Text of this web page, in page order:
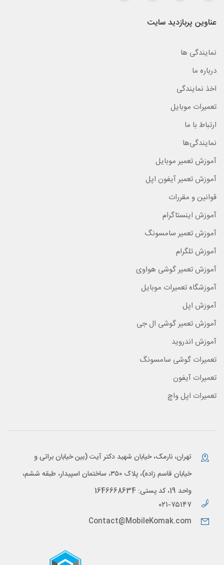
عناوین پربازدید سایت
نمایندگی ها
درباره ما
اخذ نمایندگی
تعمیرات موبایل
ارتباط با ما
نمایندگی‌ها
آموزش تعمیر موبایل
آموزش تعمیر آیفون اپل
قوانین و مقررات
آموزش اینستاگرام
آموزش تعمیر سامسونگ
آموزش تلگرام
آموزش تعمیر گوشی هواوی
آموزشگاه تعمیرات موبایل
آموزش اپل
آموزش تعمیر گوشی ال جی
آموزش اندروید
تعمیرات گوشی سامسونگ
تعمیرات آیفون
تعمیرات اپل واچ
تهران، نارمک، خیابان شهید دکتر آیت (بین خیابان براتی و
خیابان قاسم زاده)، پلاک ۳۵۰، ساختمان اسپیدار، طبقه ششم،
واحد 19، کد پستی: 1646668634
۰۲۱-۷۵۱۴۷
Contact@MobileKomak.com